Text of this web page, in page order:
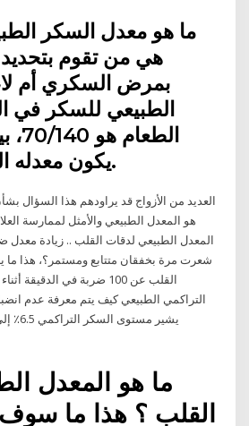
ما هو معدل السكر
هي من تقوم
بمرض السكري أم
الطبيعي للسكر في
يكون معدله الطبيعي 70/99.
العديد من الأزواج قد يراودهم هذا السؤال
هو المعدل الطبيعي والأمثل لممارسة
المعدل الطبيعي لدقات القلب .. زيادة معدل
شعرت مرة بخفقان متتابع ومستمر؟، هذا ما
القلب عن 100 ضربة في
التراكمي الطبيعي كيف يتم معرفة عدم
يشير
ما هو المعدل
القلب ؟ هذا ما